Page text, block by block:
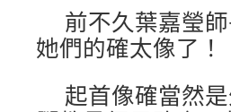
前不久葉嘉瑩
她們的確太像了！
起首像確當然